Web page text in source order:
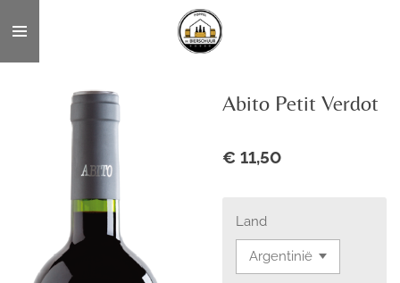
direct
naar
hoofdinhoud
Abito Petit Verdot
€ 11,50
Land